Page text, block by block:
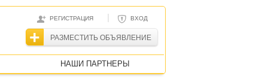
РЕГИСТРАЦИЯ | ВХОД
РАЗМЕСТИТЬ ОБЪЯВЛЕНИЕ
НАШИ ПАРТНЕРЫ